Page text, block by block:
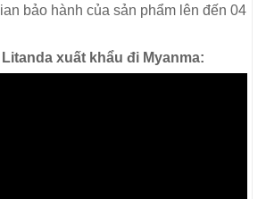
bảo hành của sản phẩm lên đến 04
xuất khẩu đi Myanma: